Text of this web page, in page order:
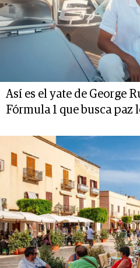
Así es el yate de George
Fórmula 1 que busca paz